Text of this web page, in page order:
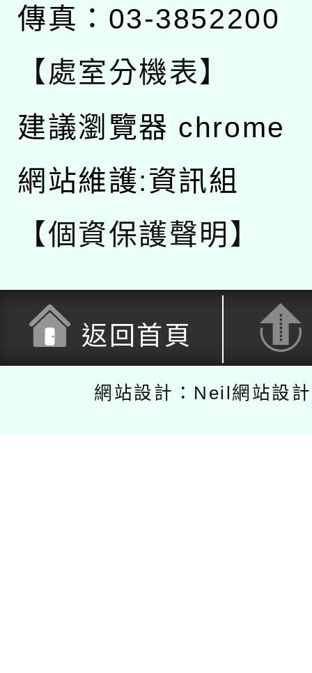
傳真：03-3852200
【處室分機表】
建議瀏覽器 chrome
網站維護:資訊組
【個資保護聲明】
返回首頁
網站設計：Neil網站設